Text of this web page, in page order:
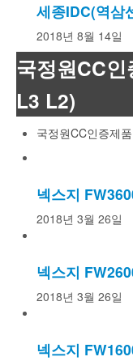
세종IDC(역삼
2018년 8월 14일
국정원CC
L3 L2)
국정원CC인증제품
넥스지
2018년 3월 26일
넥스지
2018년 3월 26일
넥스지